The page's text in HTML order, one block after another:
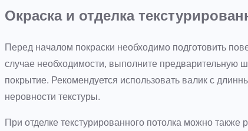
Окраска и отделка
Перед началом покраски необходимо подготовить
случае необходимости, выполните предварительную
покрытие. Рекомендуется использовать валик с
неровности текстуры.
При отделке текстурированного потолка можно